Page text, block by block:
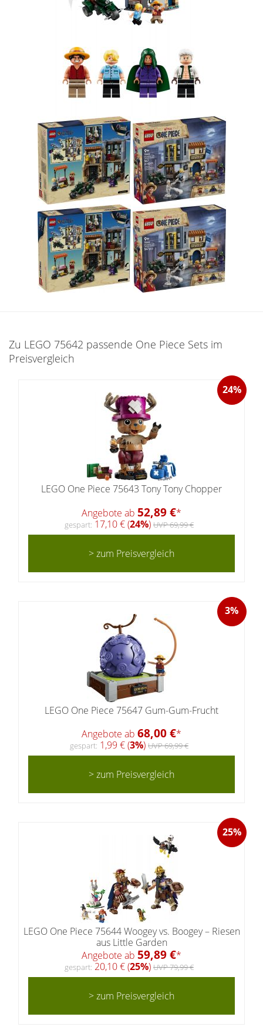
Zu LEGO 75642 passende One Piece Sets im
Preisvergleich
24%
LEGO One Piece 75643 Tony Tony Chopper
Angebote ab 52,89 €*
gespart: 17,10 € (24%) UVP 69,99 €
> zum Preisvergleich
3%
LEGO One Piece 75647 Gum-Gum-Frucht
Angebote ab 68,00 €*
gespart: 1,99 € (3%) UVP 69,99 €
> zum Preisvergleich
25%
LEGO One Piece 75644 Woogey vs. Boogey – Riesen
aus Little Garden
Angebote ab 59,89 €*
gespart: 20,10 € (25%) UVP 79,99 €
> zum Preisvergleich